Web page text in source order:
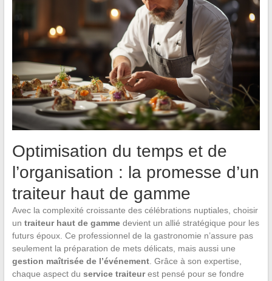
Optimisation du temps et de
l’organisation : la promesse d’un
traiteur haut de gamme
Avec la complexité croissante des célébrations nuptiales, choisir
un traiteur haut de gammedevient un allié stratégique pour les
futurs époux. Ce professionnel de la gastronomie n’assure pas
seulement la préparation de mets délicats, mais aussi une
gestion maîtrisée de l’événement. Grâce à son expertise,
chaque aspect du service traiteurest pensé pour se fondre